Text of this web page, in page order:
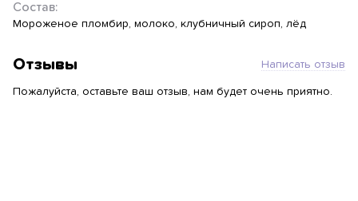
Состав:
Мороженое пломбир, молоко, клубничный сироп, лёд
Отзывы Написать отзыв
Пожалуйста, оставьте ваш отзыв, нам будет очень приятно.